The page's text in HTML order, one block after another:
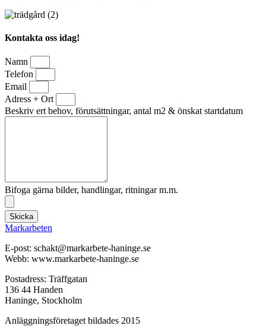
Kontakta oss idag!
Namn
Telefon
Email
Adress + Ort
Beskriv ert behov, förutsättningar, antal m2 & önskat startdatum
Bifoga gärna bilder, handlingar, ritningar m.m.
Skicka
Markarbeten
E-post: schakt@markarbete-haninge.se
Webb: www.markarbete-haninge.se
Postadress: Träffgatan
136 44 Handen
Haninge, Stockholm
Anläggningsföretaget bildades 2015